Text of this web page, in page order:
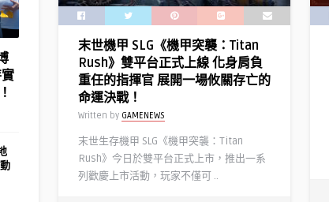
聲
躁
動
最
狂
亮
點〉
末世機甲 SLG《機甲突襲：Titan
Rush》雙平台正式上線 化身肩負
重任的指揮官 展開一場攸關存亡的
命運決戰！
Written by GAMENEWS
末世生存機甲 SLG《機甲突襲：Titan
Rush》今日於雙平台正式上市，推出一系
列歡慶上市活動，玩家不僅可 ..